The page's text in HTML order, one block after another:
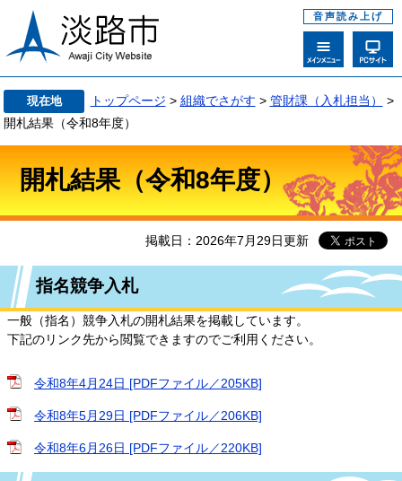
音声読み上げ
現在地 トップページ > 組織でさがす > 管財課（入札担当）
>
開札結果（令和8年度）
開札結果（令和8年度）
掲載日：2026年7月29日更新
指名競争入札
一般（指名）競争入札の開札結果を掲載しています。
下記のリンク先から閲覧できますのでご利用ください。
令和8年4月24日 [PDFファイル／205KB]
令和8年5月29日 [PDFファイル／206KB]
令和8年6月26日 [PDFファイル／220KB]